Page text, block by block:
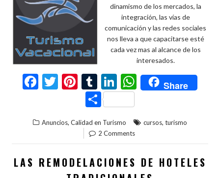
dinamismo de los mercados, la
integración, las vías de
comunicación y las redes sociales
nos lleva a que capacitarse esté
cada vez mas al alcance de los
interesados.
F
b
o
o
T
er
Pi
nt
er
es
t
T
u
m
bl
r
Li
n
ke
dI
n
W
h
s
A
p
Share
C
m
p
ar
Anuncios, Calidad en Turismo cursos, turismo
2 Comments
LAS REMODELACIONES DE HOTELES